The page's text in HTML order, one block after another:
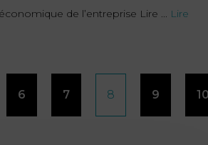
de l’entreprise Lire ... Lire
6 7 8 9